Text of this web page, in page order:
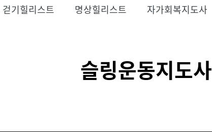
걷기힐리스트 명상힐리스트 자가회복지도사
슬링운동지도사